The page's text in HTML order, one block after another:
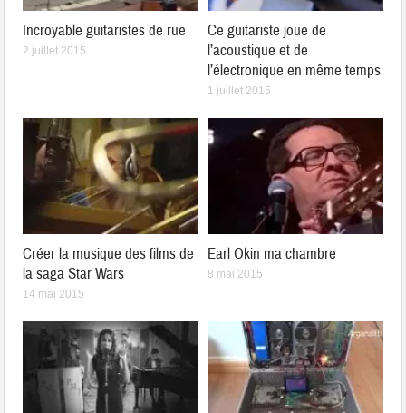
Incroyable guitaristes de rue
2 juillet 2015
Ce guitariste joue de
l’acoustique et de
l’électronique en même temps
1 juillet 2015
Créer la musique des films de
la saga Star Wars
14 mai 2015
Earl Okin ma chambre
8 mai 2015